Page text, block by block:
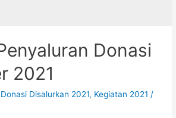
Donasi
2021
Donasi Disalurkan 2021, Kegiatan 2021 /